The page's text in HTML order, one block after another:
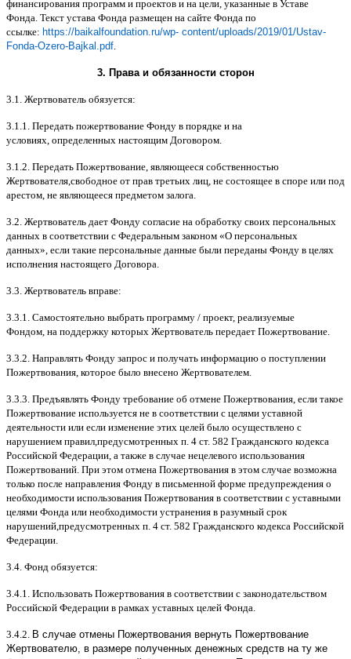
финансирования программ и проектов и на цели указанные в Уставе
Фонда Текст устава Фонда размещен на сайте Фонда по
ссылке: https://baikalfoundation.ru/wp- content/uploads/2019/01/Ustav-
Fonda-Ozero-Bajkal.pdf
3. Права и обязанности сторон
3.1. Жертвователь обязуется:
3.1.1. Передать пожертвование Фонду в порядке и на
условиях определенных настоящим Договором
3.1.2. Передать Пожертвование являющееся собственностью
Жертвователя свободное от прав третьих лиц не состоящее в споре или под
арестом не являющееся предметом залога
3.2. Жертвователь дает Фонду согласие на обработку своих персональных
данных в соответствии с Федеральным законом «О персональных
данных», если такие персональные данные были переданы Фонду в целях
исполнения настоящего Договора
3.3. Жертвователь вправе:
3.3.1. Самостоятельно выбрать программу / проект, реализуемые
Фондом на поддержку которых Жертвователь передает Пожертвование
3.3.2. Направлять Фонду запрос и получать информацию о поступлении
Пожертвования которое было внесено Жертвователем
3.3.3. Предъявлять Фонду требование об отмене Пожертвования если такое
Пожертвование используется не в соответствии с целями уставной
деятельности или если изменение этих целей было осуществлено с
нарушением правил предусмотренных п . 4 ст. 582 Гражданского кодекса
Российской Федерации а также в случае нецелевого использования
Пожертвований При этом отмена Пожертвования в этом случае возможна
только после направления Фонду в письменной форме предупреждения о
необходимости использования Пожертвования в соответствии с уставными
целями Фонда или необходимости устранения в разумный срок
нарушений предусмотренных п . 4 ст. 582 Гражданского кодекса Российской
Федерации
3.4. Фонд обязуется:
3.4.1. Использовать Пожертвования в соответствии с законодательством
Российской Федерации в рамках уставных целей Фонда
3.4.2. В случае отмены Пожертвования вернуть Пожертвование
Жертвователю, в размере полученных денежных средств на ту же